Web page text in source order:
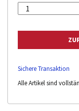
Sichere Transaktion
Alle Artikel sind